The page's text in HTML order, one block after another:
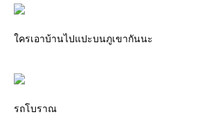
ครเอาบ้านไปแปะบนภูเขากันนะ
รถโบราณ